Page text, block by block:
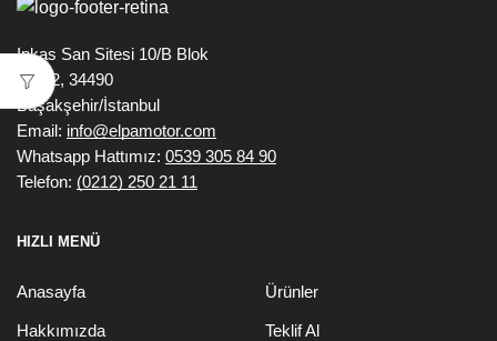
Ipkas San Sitesi 10/B Blok
No:42, 34490
Başakşehir/İstanbul
Email: info@elpamotor.com
Whatsapp Hattımız: 0539 305 84 90
Telefon: (0212) 250 21 11
HIZLI MENÜ
Anasayfa
Hakkımızda
Ürünler
Teklif Al